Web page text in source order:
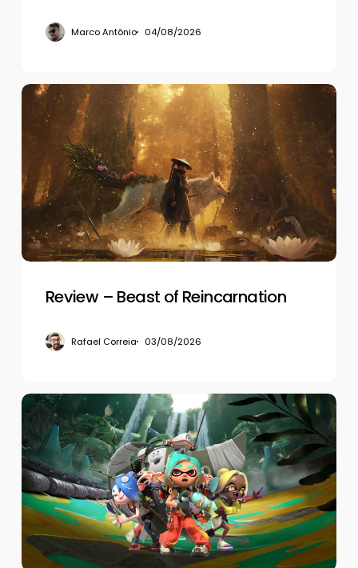
Marco Antônio 04/08/2026
Review
–
Beast
Reincarnation
Review – Beast of Reincarnation
Rafael Correia 03/08/2026
Review
–
Splatoon
Raiders